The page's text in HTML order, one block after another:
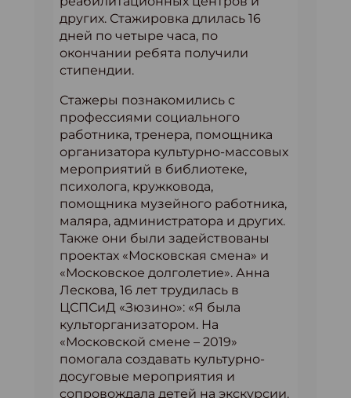
других. Стажировка длилась 16
дней по четыре часа, по
окончании ребята получили
стипендии.
Стажеры познакомились с
профессиями социального
работника, тренера, помощника
организатора культурно-массовых
мероприятий в библиотеке,
психолога, кружковода,
помощника музейного работника,
маляра, администратора и других.
Также они были задействованы
проектах «Московская смена» и
«Московское долголетие». Анна
Лескова, 16 лет трудилась в
ЦСПСиД «Зюзино»: «Я была
культорганизатором. На
«Московской смене – 2019»
помогала создавать культурно-
досуговые мероприятия и
сопровождала детей на экскурсии.